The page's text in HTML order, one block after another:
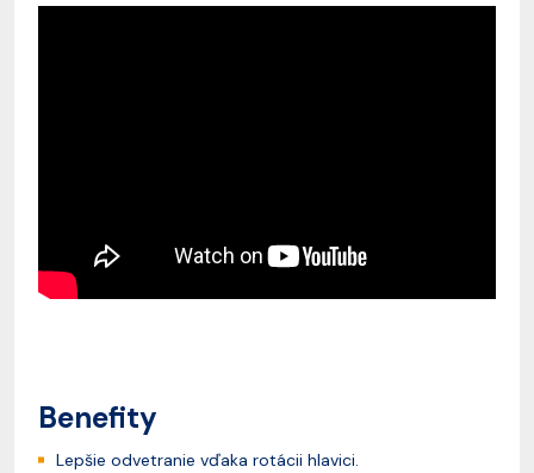
Benefity
Lepšie odvetranie vďaka rotácii hlavici.